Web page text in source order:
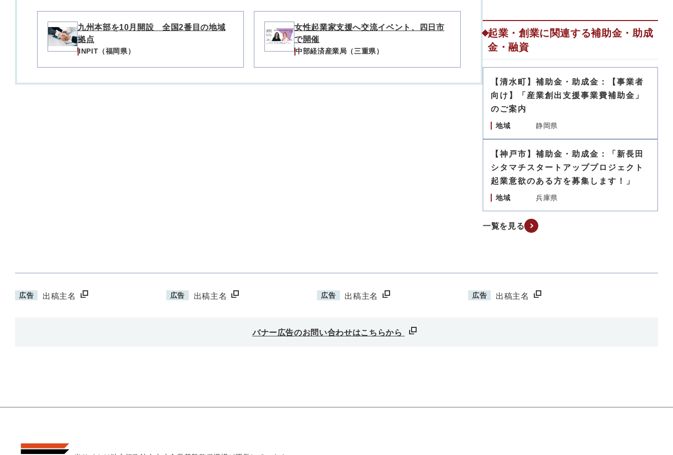
九州本部を10月開設 全国2番目の地域
拠点
INPIT（福岡県）
女性起業家支援へ交流イベント、四日市
で開催
中部経済産業局（三重県）
起業・創業に関連する補助金・助成
金・融資
【清水町】補助金・助成金：【事業者
向け】「産業創出支援事業費補助金」
のご案内
地域 静岡県
【神戸市】補助金・助成金：「新長田
シタマチスタートアッププロジェクト
起業意欲のある方を募集します！」
地域 兵庫県
一覧を見る
広告 出稿主名 広告 出稿主名 広告 出稿主名 広告 出稿主名
バナー広告のお問い合わせはこちらから